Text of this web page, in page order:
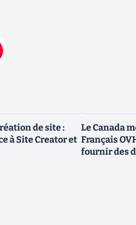
de site :
à Site Creator et
Le Canada
Français
fournir des